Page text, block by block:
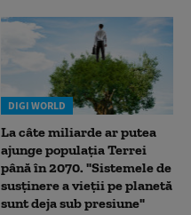
DIGI WORLD
La câte miliarde ar putea
ajunge populația Terrei
până în 2070. "Sistemele de
susținere a vieții pe planetă
sunt deja sub presiune"